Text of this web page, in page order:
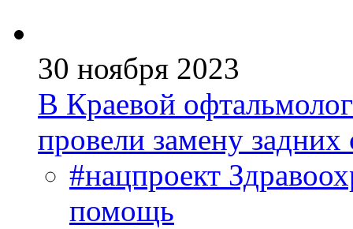
30 ноября 2023
В Краевой
провели замену задних
#нацпроект
помощь